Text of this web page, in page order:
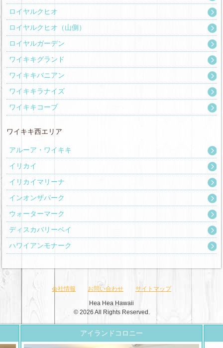
ロイヤルクヒオ
ロイヤルクヒオ（山側）
ロイヤルガーデン
ワイキキグランド
ワイキキバニアン
ワイキキラナイズ
ワイキキコーブ
ワイキキ西エリア
アルーア・ワイキキ
イリカイ
イリカイマリーナ
インオンザパーク
ウォーターマーク
ディスカバリーベイ
ハワイアンモナーク
会社情報 お問い合わせ サイトマップ
Hea Hea Hawaii
© 2026 All Rights Reserved.
アイランドコロニー